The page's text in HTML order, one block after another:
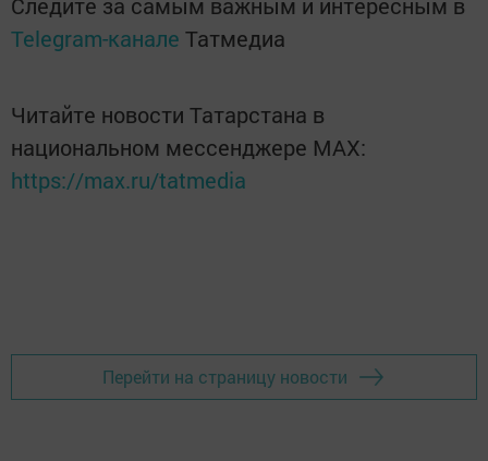
Telegram-канале Татмедиа
Читайте новости Татарстана в
национальном мессенджере MАХ:
https://max.ru/tatmedia
Перейти на страницу новости